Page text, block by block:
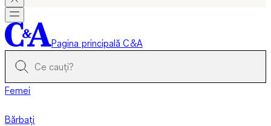
Pagina principală C&A
Femei
Bărbați